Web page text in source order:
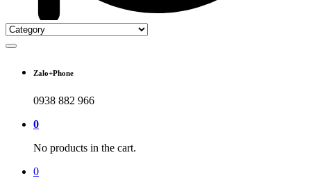
Zalo+Phone
0938 882 966
0
No products in the cart.
0